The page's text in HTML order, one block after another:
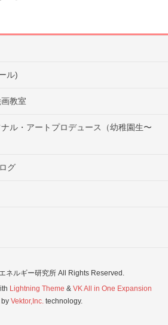
ル)
教室
ル・アートプロデュース（幼稚園生〜
グ
ネルギー研究所 All Rights Reserved.
Lightning Theme & VK All in One Expansion
Vektor,Inc.technology.